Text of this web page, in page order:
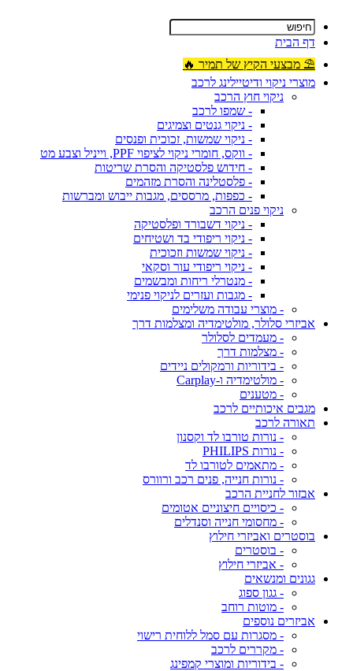
דף הבית
⛱ מבצעי הקיץ של תמיר 🔥
מוצרי ניקוי ודיטיילינג לרכב
ניקוי חוץ הרכב
- שמפו לרכב
- ניקוי גנטים וצמיגים
- ניקוי שמשות, זכוכית ופנסים
- ווקס, חומרי ניקוי לציפוי PPF, וייניל וצבע מט
- חידוש פלסטיקה והסרת שריטות
- פלסטלינה והסרת מזהמים
- כפפות, מרססים, מגבות ייבוש ומברשות
ניקוי פנים הרכב
- ניקוי דשבורד ופלסטיקה
- ניקוי ריפודי בד ושטיחים
- ניקוי שמשות וזכוכית
- ניקוי ריפודי עור וסקאי
- מנטרלי ריחות ומבשמים
- מגבות ועזרים לניקוי פנימי
- מוצרי עבודה משלימים
אביזרי סלולר, מולטימדיה ומצלמות דרך
- מעמדים לסלולר
- מצלמות דרך
- בידוריות ורמקולים ניידים
- מולטימדיה ו-Carplay
- מטענים
מגבים איכותיים לרכב
תאורה לרכב
- נורות טורבו לד וקסנון
- נורות PHILIPS
- מתאמים לטורבו לד
- נורות חנייה, פנים רכב ורוורס
אבזור לחניית הרכב
- כיסויים חיצוניים אטומים
- מחסומי חנייה וסנדלים
בוסטרים ואביזרי חילוץ
- בוסטרים
- אביזרי חילוץ
גגונים ומנשאים
- גגון ספוג
- מוטות רוחב
אביזרים נוספים
- מסגרות עם סמל ללוחית רישוי
- מקררים לרכב
- בידוריות ומוצרי קמפינג